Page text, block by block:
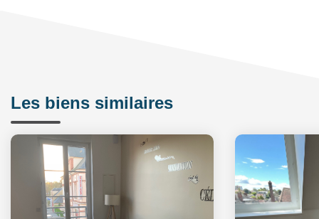
Les biens similaires